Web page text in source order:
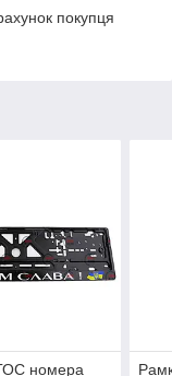
покупця
номера